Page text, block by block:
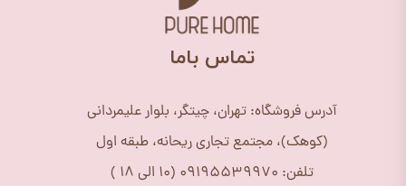
​تماس باما
آدرس فروشگاه: تهران، چیتگر، بلوار علیمردانی
(کوهک)، مجتمع تجاری ریحانه، طبقه اول
تلفن: 09195539970 (10 الی 18 )